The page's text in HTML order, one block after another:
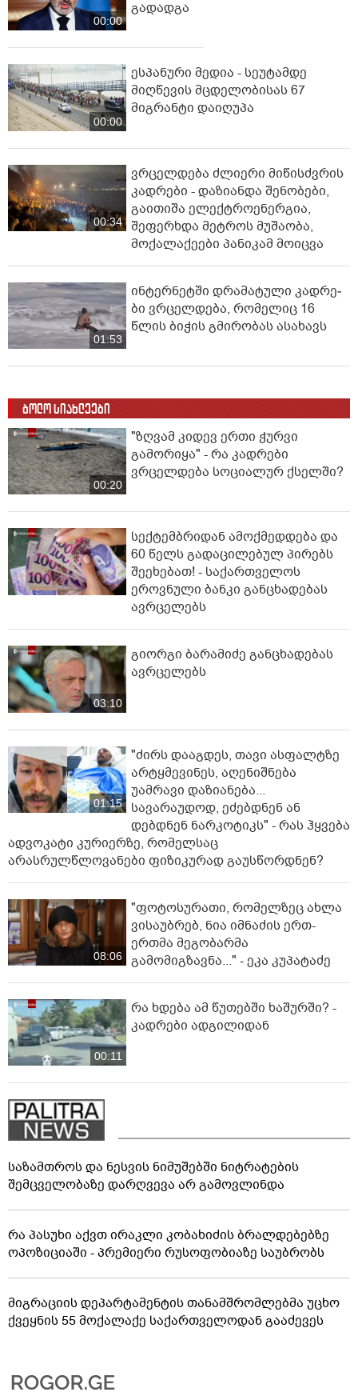
00:00
გადადგა
00:00
ესპანური მედია - სეუტამდე
მიღწევის მცდელობისას 67
მიგრანტი დაიღუპა
00:34
ვრცელდება ძლიერი მიწისძვრის
კადრები - დაზიანდა შენობები,
გაითიშა ელექტროენერგია,
შეფერხდა მეტროს მუშაობა,
მოქალაქეები პანიკამ მოიცვა
01:53
ინ­ტერ­ნეტ­ში დრა­მა­ტუ­ლი კად­რე­
ბი ვრცელდება, რომელიც 16
წლის ბიჭის გმირობას ასახავს
ბოლო სიახლეები
00:20
"ზღვამ კიდევ ერთი ჭურვი
გამორიყა" - რა კადრები
ვრცელდება სოციალურ ქსელში?
სექტემბრიდან ამოქმედდება და
60 წელს გადაცილებულ პირებს
შეეხებათ! - საქართველოს
ეროვნული ბანკი განცხადებას
ავრცელებს
03:10
გიორგი ბარამიძე განცხადებას
ავრცელებს
01:15
"ძირს დააგდეს, თავი ასფალტზე
არტყმევინეს, აღენიშნება
უამრავი დაზიანება...
სავარაუდოდ, ეძებდნენ ან
დებდნენ ნარკოტიკს" - რას ჰყვება
ადვოკატი კურიერზე, რომელსაც
არასრულწლოვანები ფიზიკურად გაუსწორდნენ?
08:06
"ფოტოსურათი, რომელზეც ახლა
ვისაუბრებ, ნია იმნაძის ერთ-
ერთმა მეგობარმა
გამომიგზავნა..." - ეკა კუპატაძე
00:11
რა ხდება ამ წუთებში ხაშურში? -
კადრები ადგილიდან
საზამთროს და ნესვის ნიმუშებში ნიტრატების
შემცველობაზე დარღვევა არ გამოვლინდა
რა პასუხი აქვთ ირაკლი კობახიძის ბრალდებებზე
ოპოზიციაში - პრემიერი რუსოფობიაზე საუბრობს
მიგრაციის დეპარტამენტის თანამშრომლებმა უცხო
ქვეყნის 55 მოქალაქე საქართველოდან გააძევეს